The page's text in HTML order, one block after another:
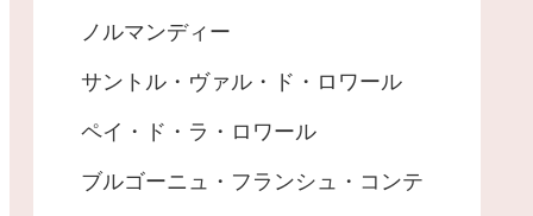
ノルマンディー
サントル・ヴァル・ド・ロワール
ペイ・ド・ラ・ロワール
ブルゴーニュ・フランシュ・コンテ